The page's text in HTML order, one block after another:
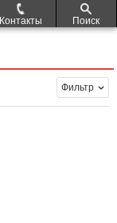
Контакты Поиск
Фильтр